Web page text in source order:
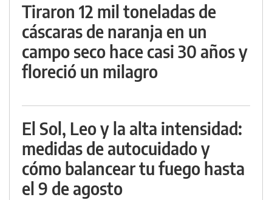
Tiraron 12 mil toneladas de
cáscaras de naranja en un
campo seco hace casi 30 años y
floreció un milagro
El Sol, Leo y la alta intensidad:
medidas de autocuidado y
cómo balancear tu fuego hasta
el 9 de agosto